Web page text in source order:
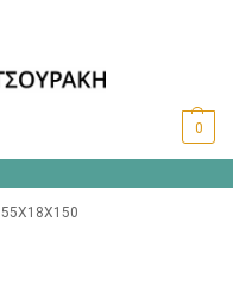
0
55X18X150